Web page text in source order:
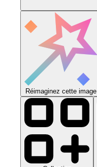
Réimaginez cette image